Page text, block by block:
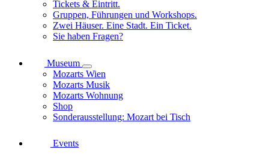
Tickets & Eintritt.
Gruppen, Führungen und Workshops.
Zwei Häuser. Eine Stadt. Ein Ticket.
Sie haben Fragen?
Museum
Mozarts Wien
Mozarts Musik
Mozarts Wohnung
Shop
Sonderausstellung: Mozart bei Tisch
Events